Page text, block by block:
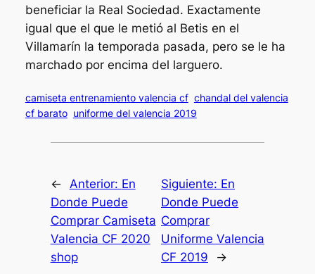
beneficiar la Real Sociedad. Exactamente
igual que el que le metió al Betis en el
Villamarín la temporada pasada, pero se le ha
marchado por encima del larguero.
camiseta entrenamiento valencia cf chandal del valencia
cf barato uniforme del valencia 2019
← Anterior: En
Donde Puede
Comprar Camiseta
Valencia CF 2020
shop
Siguiente: En
Donde Puede
Comprar
Uniforme Valencia
CF 2019
→